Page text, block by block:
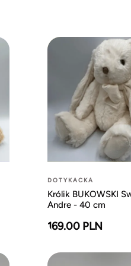
DOTYKACKA
Królik BUKOWSKI
Andre - 40 cm
169.00 PLN